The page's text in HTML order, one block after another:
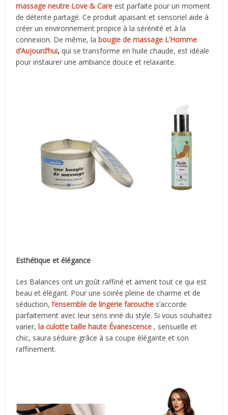
massage neutre Love & Care est parfaite pour un moment
de détente partagé. Ce produit apaisant et sensoriel aide à
créer un environnement propice à la sérénité et à la
connexion. De même, labougie de massage L’Homme
d’Aujourd’hui, qui se transforme en huile chaude, est idéale
pour instaurer une ambiance douce et relaxante.
Esthétique et élégance
Les Balances ont un goût raffiné et aiment tout ce qui est
beau et élégant. Pour une soirée pleine de charme et de
séduction,l’ensemble de lingerie farouche s’accorde
parfaitement avec leur sens inné du style. Si vous souhaitez
varier,la culotte taille haute Évanescence , sensuelle et
chic, saura séduire grâce à sa coupe élégante et son
raffinement.